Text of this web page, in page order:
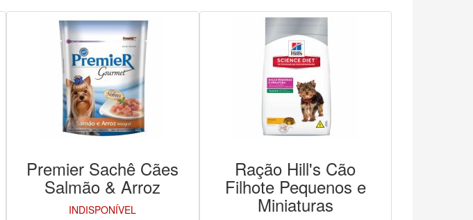
Premier Sachê Cães
Salmão & Arroz
INDISPONÍVEL
Ração Hill's Cão
Filhote Pequenos e
Miniaturas